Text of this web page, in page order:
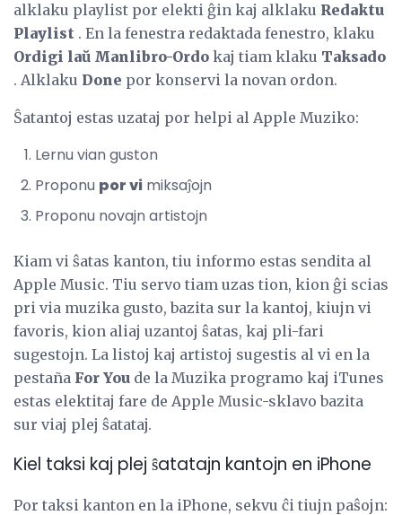
alklaku playlist por elekti ĝin kaj alklaku Redaktu
Playlist . En la fenestra redaktada fenestro, klaku
Ordigi laŭ Manlibro-Ordo kaj tiam klaku Taksado
. Alklaku Done por konservi la novan ordon.
Ŝatantoj estas uzataj por helpi al Apple Muziko:
Lernu vian guston
Proponu por vi miksaĵojn
Proponu novajn artistojn
Kiam vi ŝatas kanton, tiu informo estas sendita al
Apple Music. Tiu servo tiam uzas tion, kion ĝi scias
pri via muzika gusto, bazita sur la kantoj, kiujn vi
favoris, kion aliaj uzantoj ŝatas, kaj pli-fari
sugestojn. La listoj kaj artistoj sugestis al vi en la
pestaña For You de la Muzika programo kaj iTunes
estas elektitaj fare de Apple Music-sklavo bazita
sur viaj plej ŝatataj.
Kiel taksi kaj plej ŝatatajn kantojn en iPhone
Por taksi kanton en la iPhone, sekvu ĉi tiujn paŝojn: